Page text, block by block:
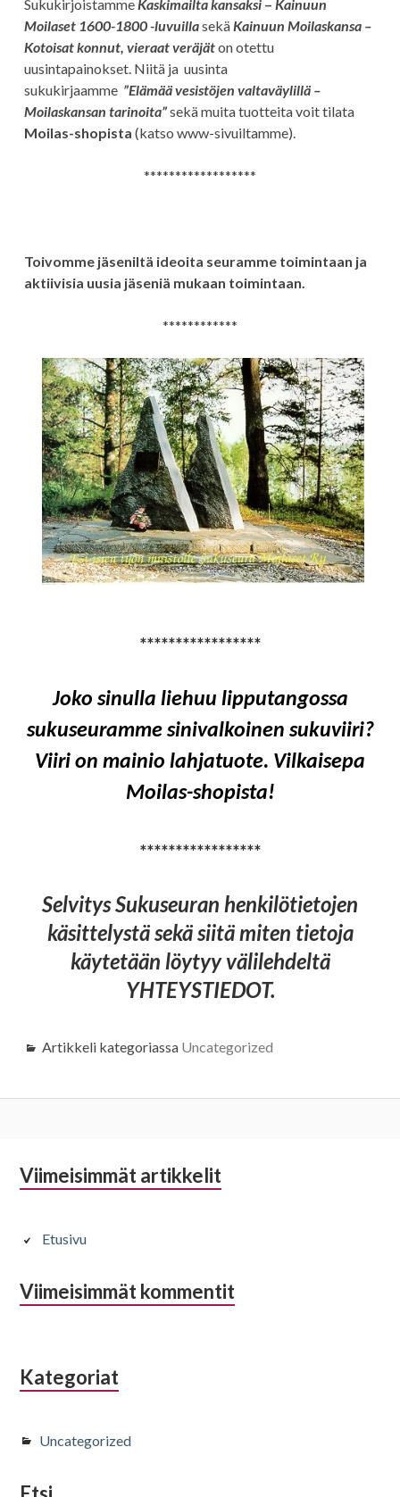
SukukirjoistammeKaskimailta kansaksi – Kainuun
Moilaset 1600-1800 -luvuillasekäKainuun Moilaskansa –
Kotoisat konnut, vieraat veräjäton otettu
uusintapainokset. Niitä ja uusinta
sukukirjaamme ”Elämää vesistöjen valtaväylillä –
Moilaskansan tarinoita”sekä muita tuotteita voit tilata
Moilas-shopista (katso www-sivuiltamme).
******************
Toivomme jäseniltä ideoita seuramme toimintaan ja
aktiivisia uusia jäseniä mukaan toimintaan.
************
*****************
Joko sinulla liehuu lipputangossa
sukuseuramme sinivalkoinen sukuviiri?
Viiri on mainio lahjatuote. Vilkaisepa
Moilas-shopista!
*****************
Selvitys Sukuseuran henkilötietojen
käsittelystä sekä siitä miten tietoja
käytetään löytyy välilehdeltä
YHTEYSTIEDOT.
Artikkeli kategoriassa Uncategorized
A
a
p
a
k
n
Viimeisimmät artikkelit
Etusivu
Viimeisimmät kommentit
Kategoriat
Uncategorized